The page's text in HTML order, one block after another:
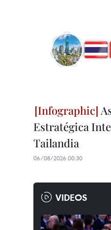
Estratégica
Tailandia
06/08/2026 00:30
VIDEOS